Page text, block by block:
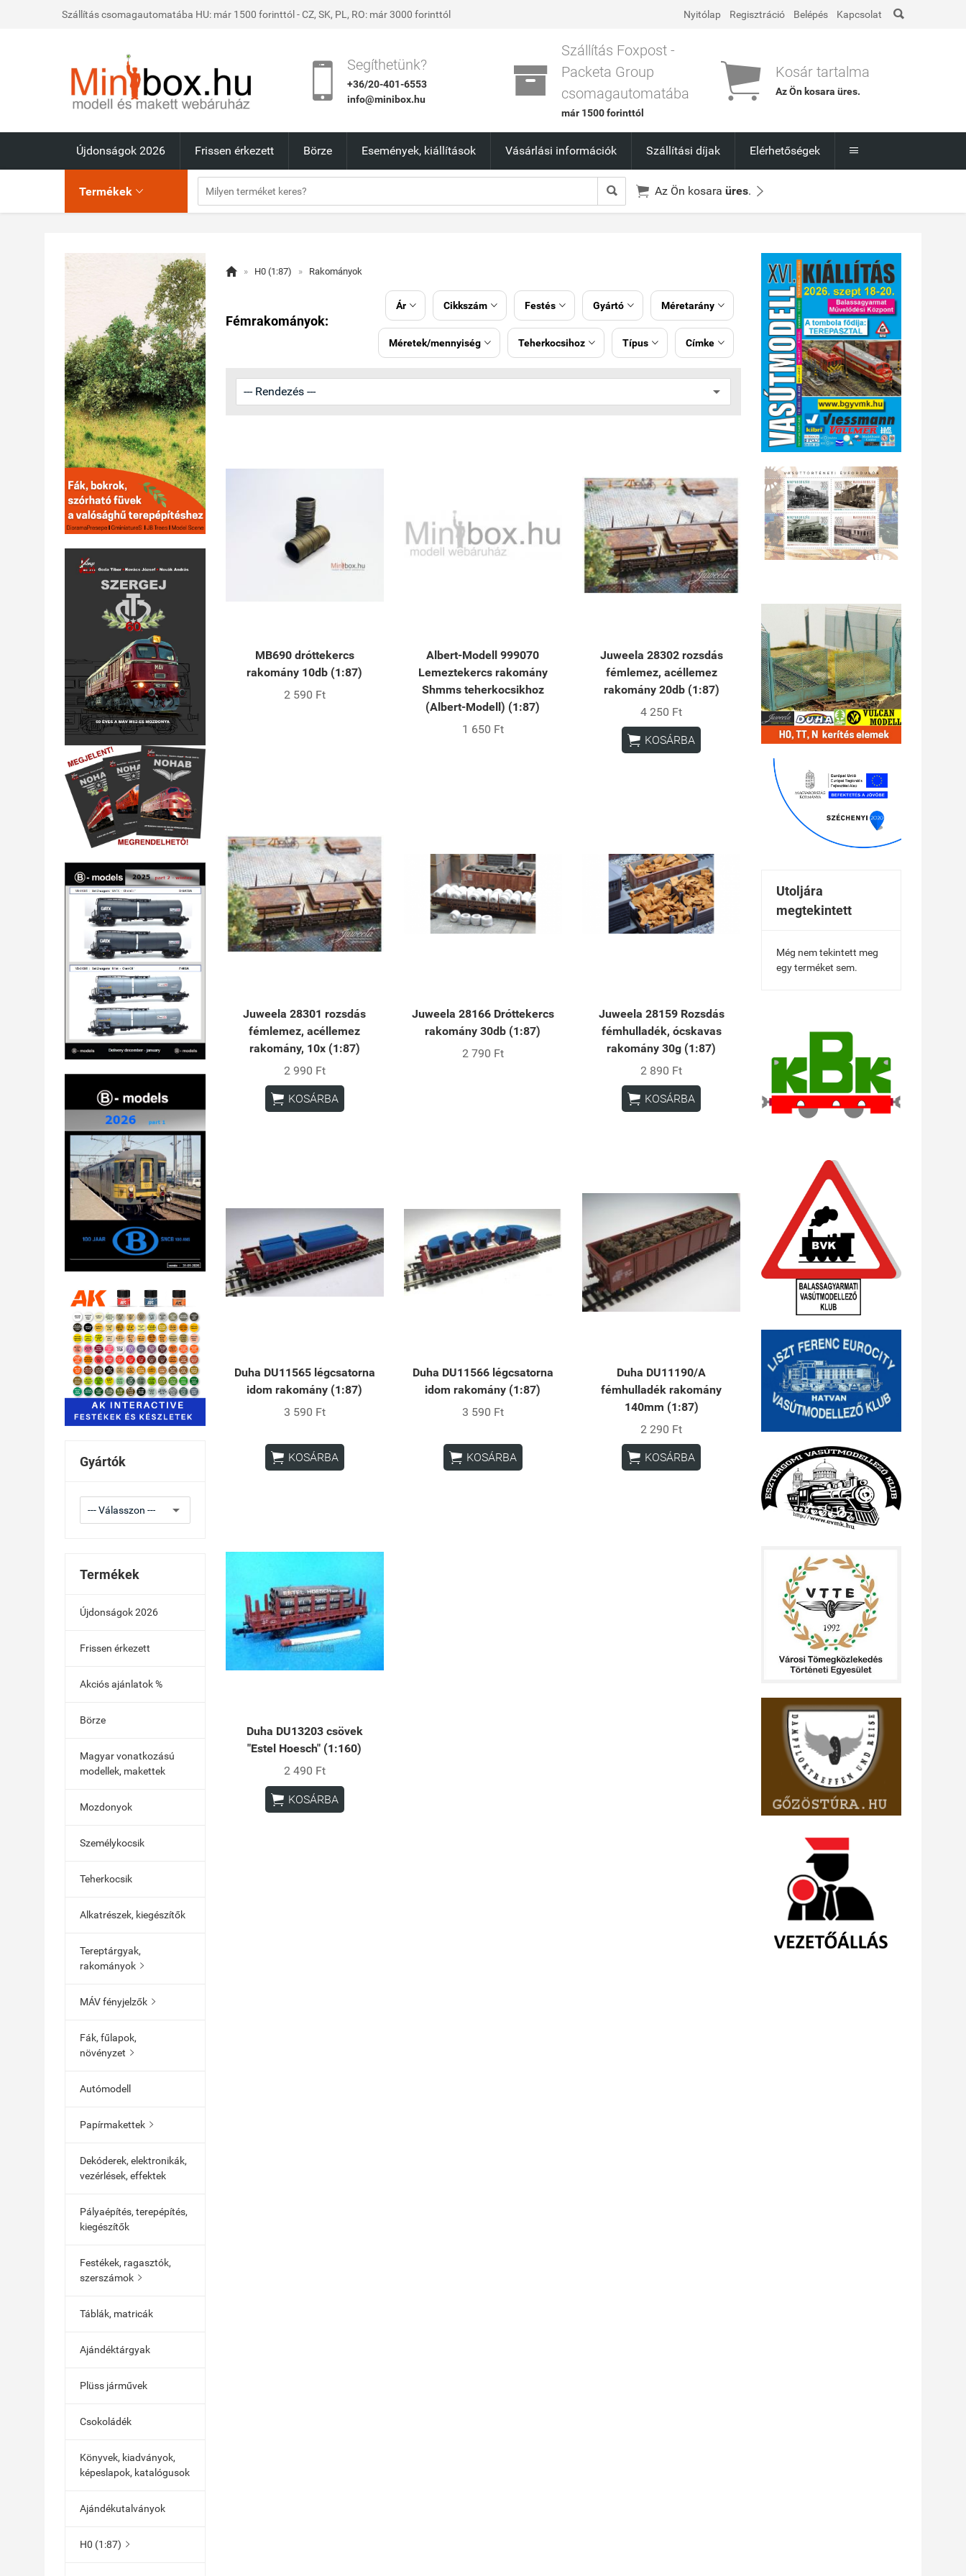
Szállítás csomagautomatába HU: már 1500 forinttól - CZ, SK, PL, RO: már 3000 forinttól Nyitólap Regisztráció Belépés Kapcsolat 
 Segíthetünk?
+36/20-401-6553
info@minibox.hu

Szállítás Foxpost -
Packeta Group
csomagautomatába
már 1500 forinttól
 Kosár tartalma
Az Ön kosaraüres.
Újdonságok 2026 Frissen érkezett Börze Események, kiállítások Vásárlási információk Szállítási díjak Elérhetőségek 
Termékek    Az Ön kosara üres. 
Gyártók
Termékek
Újdonságok 2026
Frissen érkezett
Akciós ajánlatok %
Börze
Magyar vonatkozású
modellek, makettek
Mozdonyok
Személykocsik
Teherkocsik
Alkatrészek, kiegészítők
Tereptárgyak,
rakományok 
MÁV fényjelzők 
Fák, fűlapok,
növényzet 
Autómodell
Papírmakettek 
Dekóderek, elektronikák,
vezérlések, effektek
Pályaépítés, terepépítés,
kiegészítők
Festékek, ragasztók,
szerszámok 
Táblák, matricák
Ajándéktárgyak
Plüss járművek
Csokoládék
Könyvek, kiadványok,
képeslapok, katalógusok
Ajándékutalványok
H0 (1:87) 
 » H0 (1:87) » Rakományok
Fémrakományok:
Ár  Cikkszám  Festés  Gyártó  Méretarány 
Méretek/mennyiség  Teherkocsihoz  Típus  Címke 
MB690 dróttekercs
rakomány 10db (1:87)
2 590 Ft
Albert-Modell 999070
Lemeztekercs rakomány
Shmms teherkocsikhoz
(Albert-Modell) (1:87)
1 650 Ft
Juweela 28302 rozsdás
fémlemez, acéllemez
rakomány 20db (1:87)
4 250 Ft
 KOSÁRBA
Juweela 28301 rozsdás
fémlemez, acéllemez
rakomány, 10x (1:87)
2 990 Ft
 KOSÁRBA
Juweela 28166 Dróttekercs
rakomány 30db (1:87)
2 790 Ft
Juweela 28159 Rozsdás
fémhulladék, ócskavas
rakomány 30g (1:87)
2 890 Ft
 KOSÁRBA
Duha DU11565 légcsatorna
idom rakomány (1:87)
3 590 Ft
 KOSÁRBA
Duha DU11566 légcsatorna
idom rakomány (1:87)
3 590 Ft
 KOSÁRBA
Duha DU11190/A
fémhulladék rakomány
140mm (1:87)
2 290 Ft
 KOSÁRBA
Duha DU13203 csövek
"Estel Hoesch" (1:160)
2 490 Ft
 KOSÁRBA
Utoljára
megtekintett
Még nem tekintett meg
egy terméket sem.